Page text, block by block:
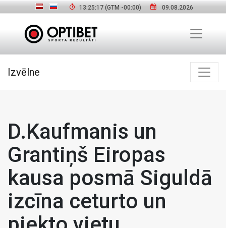
13:25:18(GTM -00:00) 09.08.2026
Izvēlne
D.Kaufmanis un
Grantiņš Eiropas
kausa posmā Siguldā
izcīna ceturto un